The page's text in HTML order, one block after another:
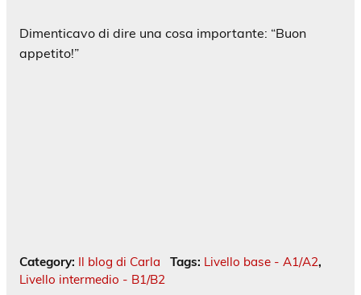
Dimenticavo di dire una cosa importante: “Buon
appetito!”
Category: Il blog di Carla Tags: Livello base - A1/A2,
Livello intermedio - B1/B2